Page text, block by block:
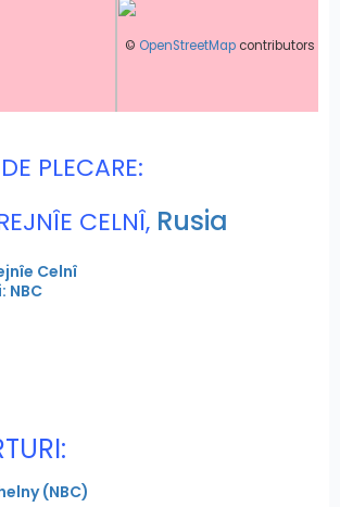
© OpenStreetMap contributors
PLECARE:
CELNÎ, Rusia
Celnî
NBC
(NBC)